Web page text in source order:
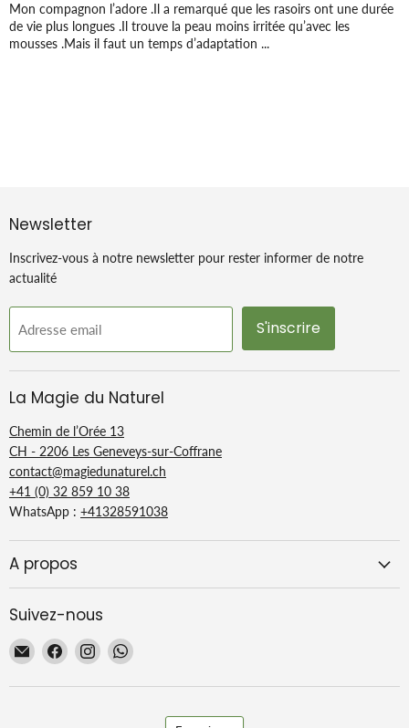
Mon compagnon l’adore .Il a remarqué que les rasoirs ont une durée
de vie plus longues .Il trouve la peau moins irritée qu’avec les
mousses .Mais il faut un temps d’adaptation ...
Newsletter
Inscrivez-vous à notre newsletter pour rester informer de notre
actualité
Adresse email S'inscrire
La Magie du Naturel
Chemin de l’Orée 13
CH - 2206 Les Geneveys-sur-Coffrane
contact@magiedunaturel.ch
+41 (0) 32 859 10 38
WhatsApp : +41328591038
A propos
Suivez-nous
Email
Magie
Trouvez-
nous
sur
Trouvez-
nous
sur
Trouvez-
sur